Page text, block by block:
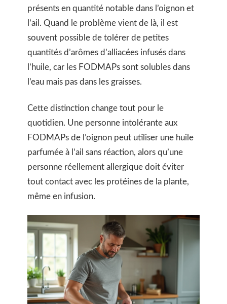
présents en quantité notable dans l’oignon et
l’ail. Quand le problème vient de là, il est
souvent possible de tolérer de petites
quantités d’arômes d’alliacées infusés dans
l’huile, car les FODMAPs sont solubles dans
l’eau mais pas dans les graisses.
Cette distinction change tout pour le
quotidien. Une personne intolérante aux
FODMAPs de l’oignon peut utiliser une huile
parfumée à l’ail sans réaction, alors qu’une
personne réellement allergique doit éviter
tout contact avec les protéines de la plante,
même en infusion.